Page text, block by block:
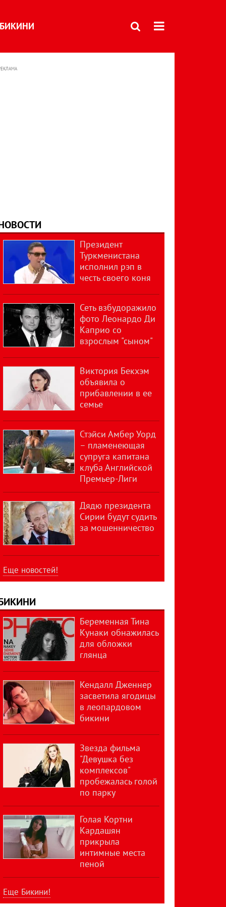
БИКИНИ
Президент
Туркменистана
исполнил рэп в
честь своего коня
Сеть взбудоражило
фото Леонардо Ди
Каприо со
взрослым "сыном"
Виктория Бекхэм
объявила о
прибавлении в ее
семье
Стэйси Амбер Уорд
– пламенеющая
супруга капитана
клуба Английской
Премьер-Лиги
Дядю президента
Сирии будут судить
за мошенничество
Еще новостей!
Беременная Тина
Кунаки обнажилась
для обложки
глянца
Кендалл Дженнер
засветила ягодицы
в леопардовом
бикини
Звезда фильма
"Девушка без
комплексов"
пробежалась голой
по парку
Голая Кортни
Кардашян
прикрыла
интимные места
пеной
Еще Бикини!